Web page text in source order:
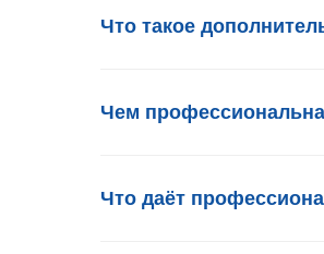
Что такое
Чем
Что даёт